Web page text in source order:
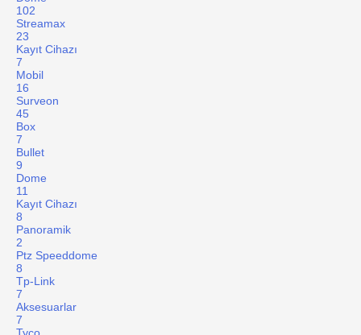
102
Streamax
23
Kayıt Cihazı
7
Mobil
16
Surveon
45
Box
7
Bullet
9
Dome
11
Kayıt Cihazı
8
Panoramik
2
Ptz Speeddome
8
Tp-Link
7
Aksesuarlar
7